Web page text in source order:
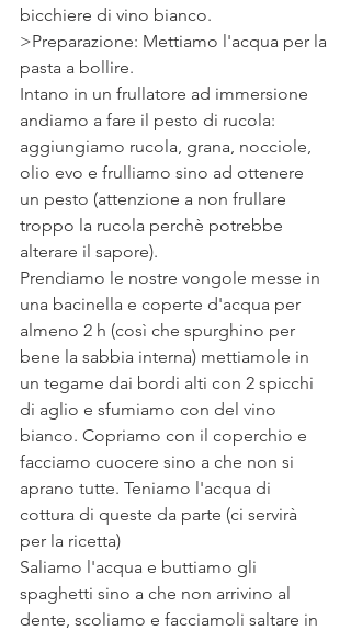
bicchiere di vino bianco.
>Preparazione: Mettiamo l'acqua per la
pasta a bollire.
Intano in un frullatore ad immersione
andiamo a fare il pesto di rucola:
aggiungiamo rucola, grana, nocciole,
olio evo e frulliamo sino ad ottenere
un pesto (attenzione a non frullare
troppo la rucola perchè potrebbe
alterare il sapore).
Prendiamo le nostre vongole messe in
una bacinella e coperte d'acqua per
almeno 2 h (così che spurghino per
bene la sabbia interna) mettiamole in
un tegame dai bordi alti con 2 spicchi
di aglio e sfumiamo con del vino
bianco. Copriamo con il coperchio e
facciamo cuocere sino a che non si
aprano tutte. Teniamo l'acqua di
cottura di queste da parte (ci servirà
per la ricetta)
Saliamo l'acqua e buttiamo gli
spaghetti sino a che non arrivino al
dente, scoliamo e facciamoli saltare in